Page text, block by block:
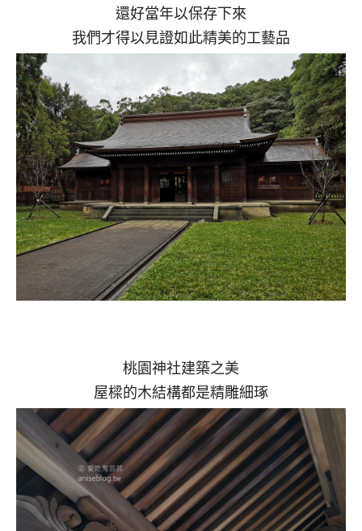
還好當年以保存下來
我們才得以見證如此精美的工藝品
桃園神社建築之美
屋樑的木結構都是精雕細琢